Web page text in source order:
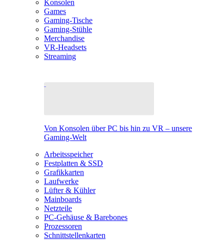
Konsolen
Games
Gaming-Tische
Gaming-Stühle
Merchandise
VR-Headsets
Streaming
Von Konsolen über PC bis hin zu VR – unsere
Gaming-Welt
Arbeitsspeicher
Festplatten & SSD
Grafikkarten
Laufwerke
Lüfter & Kühler
Mainboards
Netzteile
PC-Gehäuse & Barebones
Prozessoren
Schnittstellenkarten